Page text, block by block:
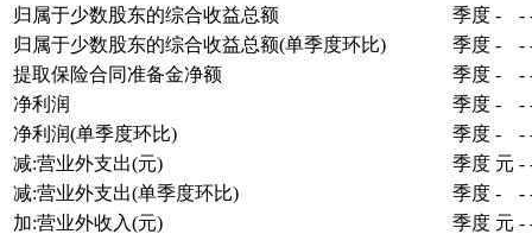
归属于少数股东的综合收益总额
季度 - -
归属于少数股东的综合收益总额(单季度环比)
季度 - -
提取保险合同准备金净额
季度 - -
净利润
季度 - -
净利润(单季度环比)
季度 - -
减:营业外支出(元)
季度 元 -
减:营业外支出(单季度环比)
季度 - -
加:营业外收入(元)
季度 元 -